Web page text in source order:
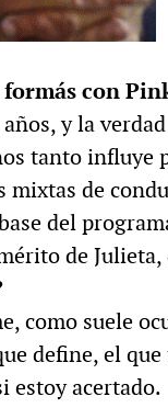
con
y la
tanto influye
de
del
de Julieta,
como suele
define, el
estoy acertado.